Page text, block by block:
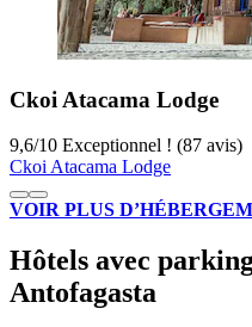
Ckoi Atacama Lodge
9,6/10 Exceptionnel ! (87 avis)
Ckoi Atacama Lodge
VOIR PLUS
Hôtels avec
Antofagasta